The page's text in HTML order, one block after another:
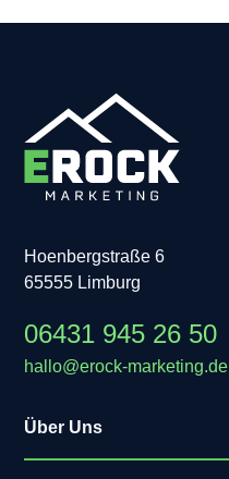
Hoenbergstraße 6
65555 Limburg
06431 945 26 50
hallo@erock-marketing.de
Über Uns